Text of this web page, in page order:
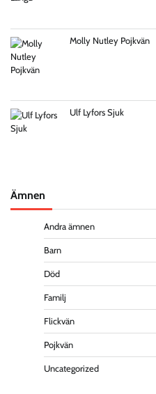
Molly Nutley Pojkvän
Ulf Lyfors Sjuk
Ämnen
Andra ämnen
Barn
Död
Familj
Flickvän
Pojkvän
Uncategorized